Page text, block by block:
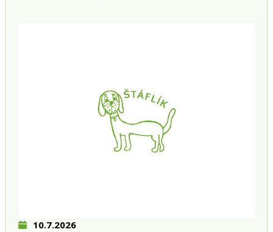
10.7.2026